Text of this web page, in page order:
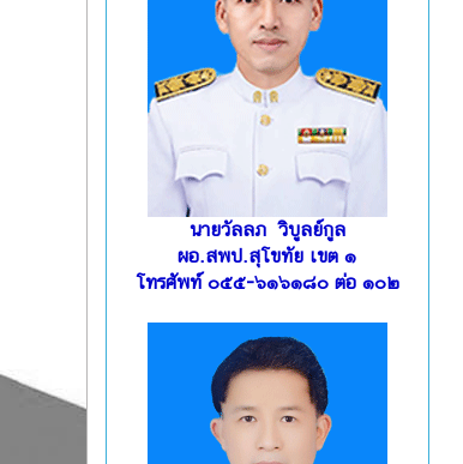
นายวัลลภ วิบูลย์กูล
ผอ.สพป.สุโขทัย เขต ๑
โทรศัพท์ ๐๕๕-๖๑๖๑๘๐ ต่อ ๑๐๒